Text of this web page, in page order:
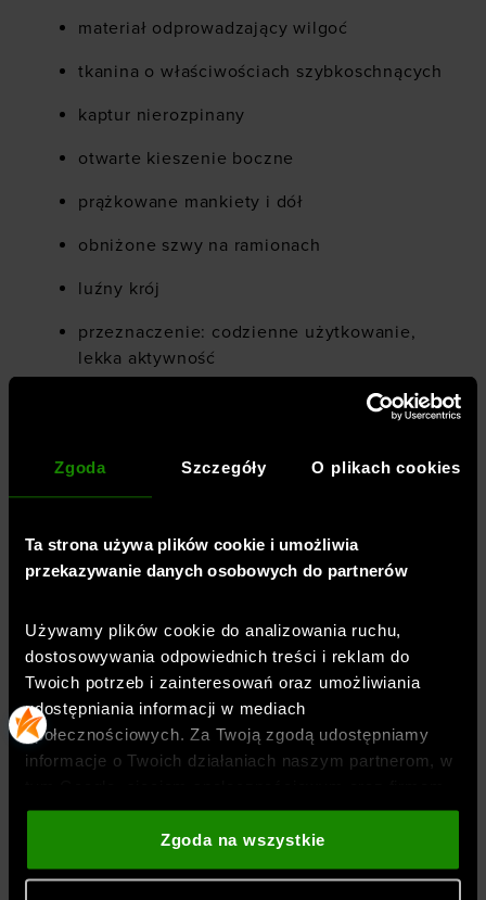
Zgoda Szczegóły O plikach cookies
Ta strona używa plików cookie i umożliwia
przekazywanie danych osobowych do partnerów
Używamy plików cookie do analizowania ruchu,
dostosowywania odpowiednich treści i reklam do
Twoich potrzeb i zainteresowań oraz umożliwiania
udostępniania informacji w mediach
społecznościowych. Za Twoją zgodą udostępniamy
informacje o Twoich działaniach naszym partnerom, w
zajmującym się reklamą i analityką internetową. Nasi
partnerzy mogą łączyć te informacje z innymi, które
podajesz poza tą stroną internetową, a także z
Zgoda na wszystkie
materiał odprowadzający wilgoć
tkanina o właściwościach szybkoschnących
kaptur nierozpinany
otwarte kieszenie boczne
prążkowane mankiety i dół
obniżone szwy na ramionach
luźny krój
przeznaczenie: codzienne użytkowanie,
lekka aktywność
Płeć
mężczyzna
Marka: Under Armour
Materiał dominujący : bawełna
TECHNOLOGIE
OPINIE